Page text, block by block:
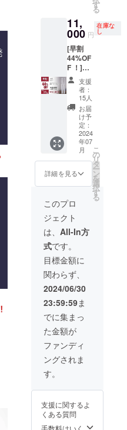
意下さ
い。●取
扱説明
書の有
無：有
（日本
語、英
語）●保
証の有
無：有
（ご購
入より
１年
間）
す。
性もご
ざいま
す。ご
了承く
ださ
い。 ※
ご注文
状況、
使用部
材の供
給状
況、製
造工程
上の都
合等に
より出
荷時期
があり
※税込、
送料込
みの価
格で
す。 ●
希望小
売価
格：
●サイ
ズ/重
量：
22.3cm/
45g●カ
ラー展
開：ホ
法、使
用上の
注意事
項：歯
本体×2
個 ・交
換式ブ
ラシ
ヘッド
×4個 ・
充電
ケーブ
ル×2個
（箱サ
イズ：
220mm
×50mm
×20mm
）×2個
※デザイ
ン・仕
る可能
性もご
ざいま
す。ご
了承く
ださ
い。 ※
ご注文
状況、
使用部
材の供
給状
況、製
造工程
上の都
合等に
より出
荷時期
があり
※税込、
送料込
みの価
す
る
11,
000 円
在庫な
し
[早割
44%OF
F ！]
（限定
15個）
・ミニ
マルソ
ニック×
２セッ
ト（最
新ver）
11,000
円 ［
19,800
円の
44%OF
F］ ・
本体×2
個 ・交
換式ブ
ラシ
ヘッド
×4個 ・
充電
ケーブ
ル×2個
（箱サ
イズ：
220mm
×50mm
×20mm
）×2個
※デザイ
更にな
性もご
ざいま
す。ご
支援
者：
15人
お届
け予
定：
2024
年07
月
詳細を見る
こ
の
リ
タ
ー
ン
を
選
択
す
る
このプロ
ジェクト
は、 All-In方
式です。
目標金額に
関わらず、
2024/06/30
23:59:59ま
でに集まっ
た金額が
ファンディ
ングされま
す。
支援に関するよ
くある質問
手数料はいく